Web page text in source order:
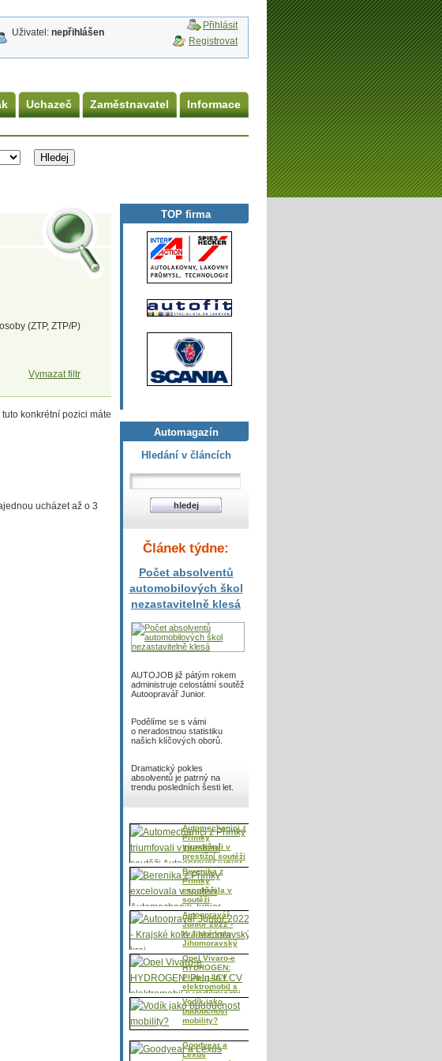
(ZTP, ZTP/P)
Vymazat filtr
konkrétní pozici máte
ucházet až o 3
TOP firma
Automagazín
Hledání v článcích
Článek týdne:
Počet absolventů
automobilových škol
nezastavitelně klesá
AUTOJOB již pátým rokem
administruje celostátní soutěž
Autoopravář Junior.
Podělíme se s vámi
o neradostnou statistiku
našich klíčových oborů.
Dramatický pokles
absolventů je patrný na
trendu posledních šesti let.
Automechanici z
Přímky
triumfovali v
prestižní soutěži
Autoopravář
junior
Berenika z
Přímky
excelovala v
soutěži
Automechanik
Junior
Autoopravář
Junior 2022 -
Krajské kolo
Jihomoravský
kraj
Opel Vivaro-e
HYDROGEN:
Plug-In LCV
elektromobil s
vodíkovými
palivovými
články nabízí
bezemisní pro
Vodík jako
budoucnost
mobility?
Goodyear a
Lexus
Uchazeč Zaměstnavatel Informace
Uživatel: nepřihlášen
Přihlásit
Registrovat